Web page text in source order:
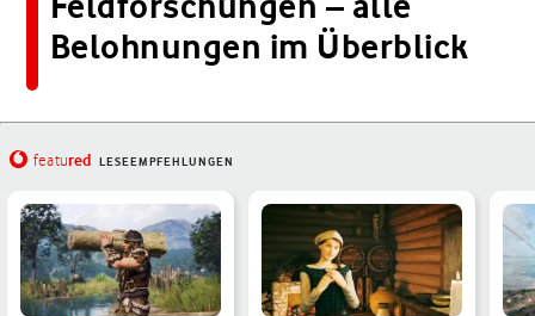
Belohnungen im Überblick
featured LESEEMPFEHLUNGEN